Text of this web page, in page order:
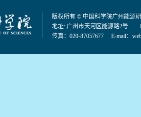
版权所有 © 中国科学院广州能源
地址: 广州市天河区能源路2号
传真：020-87057677 E-mail：